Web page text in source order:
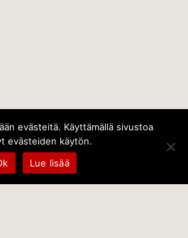
evästeitä. Käyttämällä sivustoa
evästeiden käytön.
Lue lisää